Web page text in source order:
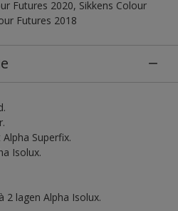
Futures 2020, Sikkens Colour
Futures 2018
Superfix.
Isolux.
2 lagen Alpha Isolux.